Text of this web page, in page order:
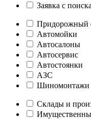
Заявка с
Придорожный
Автомойки
Автосалоны
Автосервис
Автостоянки
АЗС
Шиномонтажи
Склады и